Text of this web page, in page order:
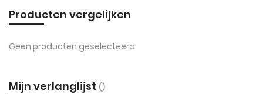
Producten vergelijken
Geen producten geselecteerd.
Mijn verlanglijst